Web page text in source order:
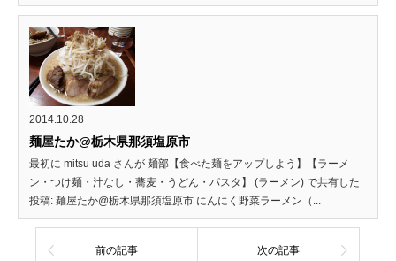
2014.10.28
麺屋たか@栃木県那須塩原市
最初に mitsu uda さんが 麺部【食べた麺をアップしよう】【ラーメ
ン・つけ麺・汁なし・蕎麦・うどん・パスタ】 (ラーメン) で共有した
投稿: 麺屋たか@栃木県那須塩原市 にんにく野菜ラーメン（...
前の記事 次の記事